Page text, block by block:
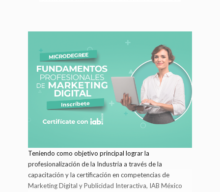
aplicación directamente en la plataforma de
www.iabcertificacion.com Solicita
más información para Socios IAB Mx y paquetes
para equipos de más de 15 personas. Fecha:
Enero
Contacto:montserrat.hernandez@iabmexico.com
Teniendo como objetivo principal lograr la
profesionalización de la Industria a través de la
capacitación y la certificación en competencias de
Marketing Digital y Publicidad Interactiva, IAB México